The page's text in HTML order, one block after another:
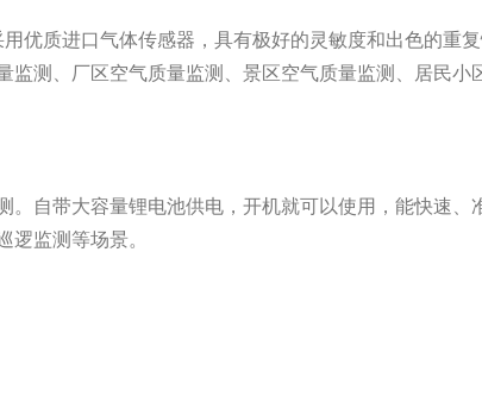
优质进口气体传感器，具有极好的灵敏度和出色的重
测、厂区空气质量监测、景区空气质量监测、居民小
自带大容量锂电池供电，开机就可以使用，能快速、
监测等场景。